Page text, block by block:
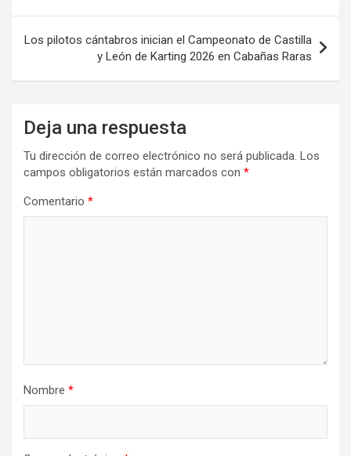
entradas
Los pilotos cántabros inician el Campeonato de Castilla
y León de Karting 2026 en Cabañas Raras
Deja una respuesta
Tu dirección de correo electrónico no será publicada. Los
campos obligatorios están marcados con *
Comentario *
Nombre *